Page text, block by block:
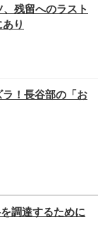
残留へのラスト
り
！長谷部の「お
調達するために